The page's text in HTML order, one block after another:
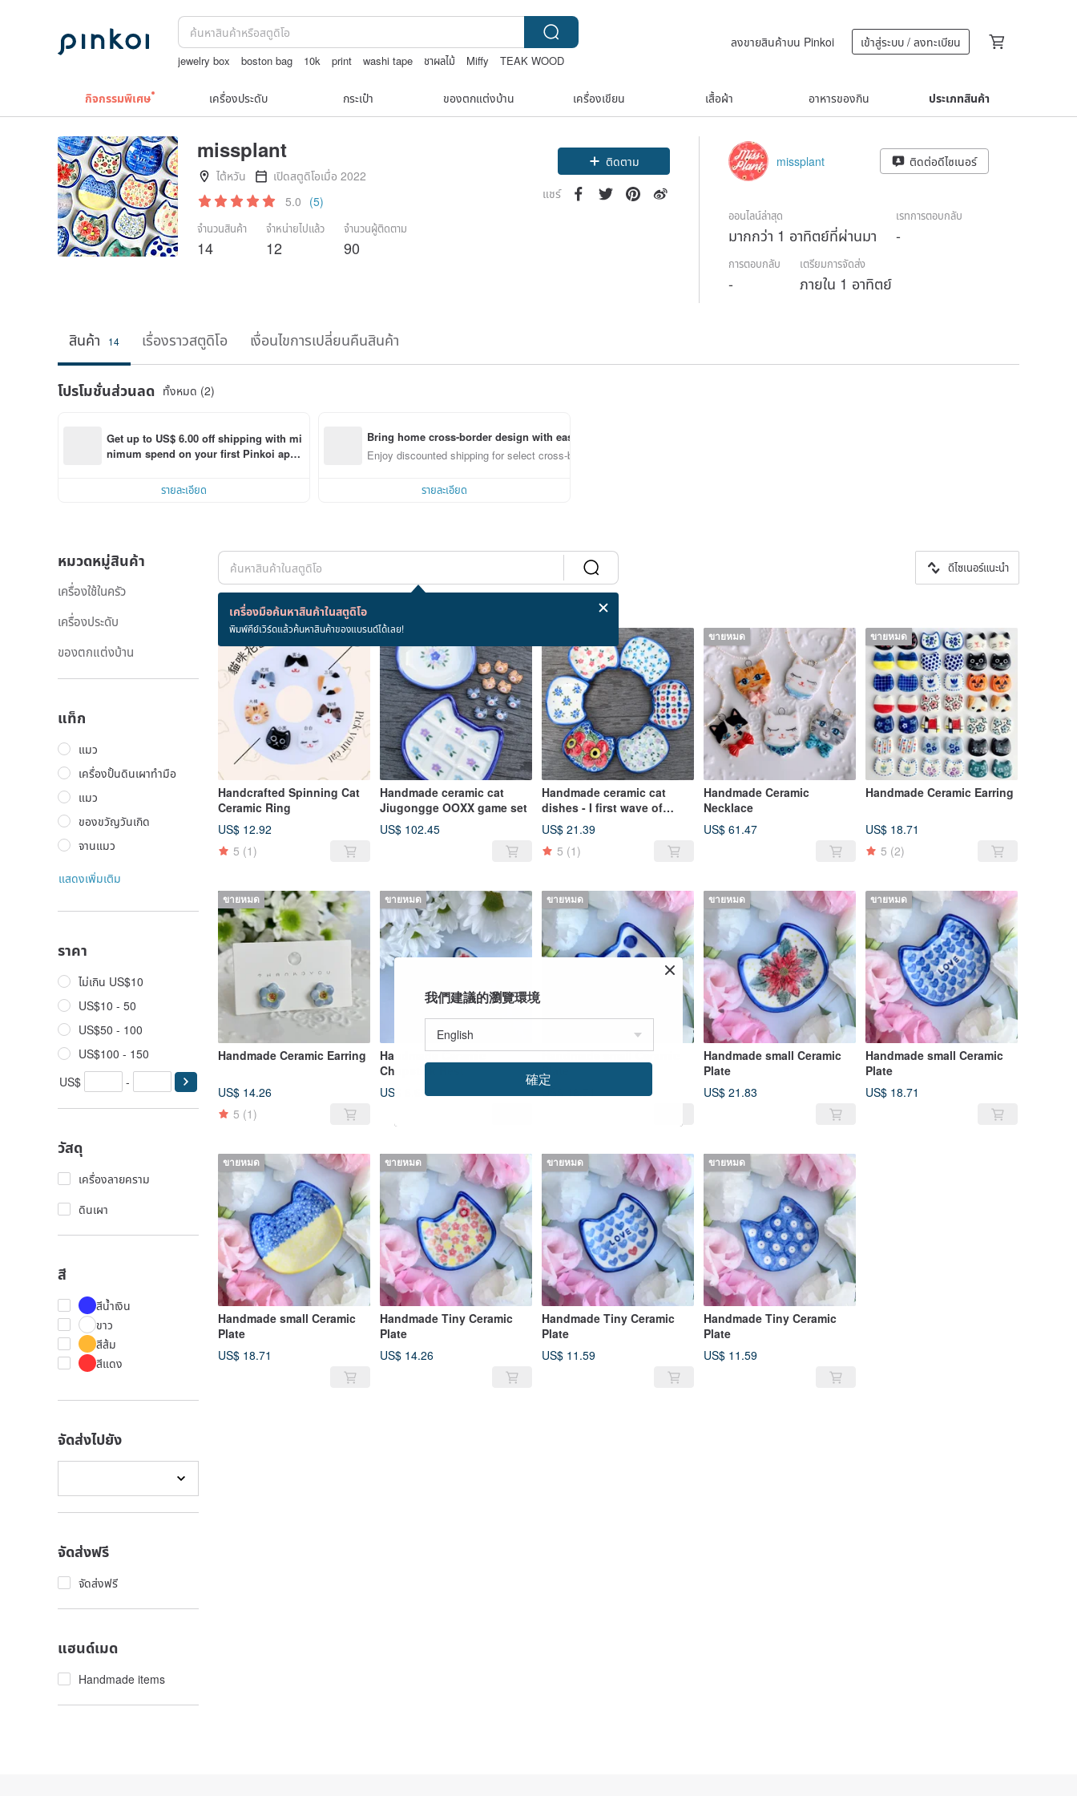
jewelry box boston bag 10k print washi tape ชาผลไม้ Miffy TEAK WOOD
ลงขายสินค้าบน Pinkoi เข้าสู่ระบบ / ลงทะเบียน
กิจกรรมพิเศษ เครื่องประดับ กระเป๋า ของตกแต่งบ้าน เครื่องเขียน เสื้อผ้า อาหารของกิน ประเภทสินค้า
missplant
ไต้หวัน
เปิดสตูดิโอเมื่อ 2022
5.0 (5)
จำนวนสินค้า
14
จำหน่ายไปแล้ว
12
จำนวนผู้ติดตาม
90
ติดตาม
แชร์
missplant ติดต่อดีไซเนอร์
ออนไลน์ล่าสุด
มากกว่า 1 อาทิตย์ที่ผ่านมา
เรทการตอบกลับ
-
การตอบกลับ
-
เตรียมการจัดส่ง
ภายใน 1 อาทิตย์
สินค้า 14 เรื่องราวสตูดิโอ เงื่อนไขการเปลี่ยนคืนสินค้า
โปรโมชั่นส่วนลด ทั้งหมด (2)
Get up to US$ 6.00 off shipping with mi
nimum spend on your first Pinkoi app
รายละเอียด
Bring home cross-border design with ease
Enjoy discounted shipping for select cross-border items
รายละเอียด
หมวดหมู่สินค้า
เครื่องใช้ในครัว
เครื่องประดับ
ของตกแต่งบ้าน
แท็ก
แมว
เครื่องปั้นดินเผาทำมือ
แมว
ของขวัญวันเกิด
จานแมว
แสดงเพิ่มเติม
ราคา
ไม่เกิน US$10
US$10 - 50
US$50 - 100
US$100 - 150
US$
-
วัสดุ
เครื่องลายคราม
ดินเผา
สี
สีน้ำเงิน
ขาว
สีส้ม
สีแดง
จัดส่งไปยัง
จัดส่งฟรี
จัดส่งฟรี
แฮนด์เมด
Handmade items
เครื่องมือค้นหาสินค้าในสตูดิโอ
พิมพ์คีย์เวิร์ดแล้วค้นหาสินค้าของแบรนด์ได้เลย!
ดีไซเนอร์แนะนำ
สินค้า 14 ชิ้น
Handcrafted Spinning Cat
Ceramic Ring
US$ 12.92
5 (1)
Handmade ceramic cat
Jiugongge OOXX game set
US$ 102.45
Handmade ceramic cat
dishes - I first wave of
designs
US$ 21.39
5 (1)
ขายหมด
Handmade Ceramic
Necklace
US$ 61.47
ขายหมด
Handmade Ceramic Earring
US$ 18.71
5 (2)
ขายหมด
Handmade Ceramic Earring
US$ 14.26
5 (1)
ขายหมด
Handmade Ceramic
Chopstick Rest
US$ 6.69
ขายหมด
Handmade small Ceramic
Plate
US$ 18.71
ขายหมด
Handmade small Ceramic
Plate
US$ 21.83
ขายหมด
Handmade small Ceramic
Plate
US$ 18.71
ขายหมด
Handmade small Ceramic
Plate
US$ 18.71
ขายหมด
Handmade Tiny Ceramic
Plate
US$ 14.26
ขายหมด
Handmade Tiny Ceramic
Plate
US$ 11.59
ขายหมด
Handmade Tiny Ceramic
Plate
US$ 11.59
我們建議的瀏覽環境
確定